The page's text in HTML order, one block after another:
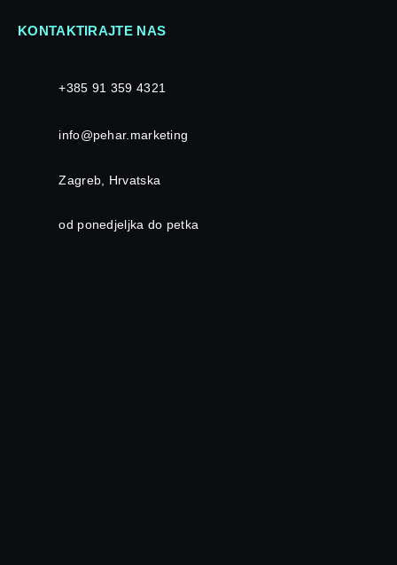
KONTAKTIRAJTE NAS
+385 91 359 4321
info@pehar.marketing
Zagreb, Hrvatska
od ponedjeljka do petka